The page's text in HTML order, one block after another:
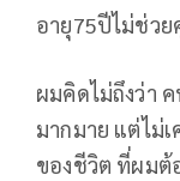
อายุ75ปีไม่ช่วย
ผมคิดไม่ถึงว่า
มากมาย แต่ไม่
ของชีวิต ที่ผมต้